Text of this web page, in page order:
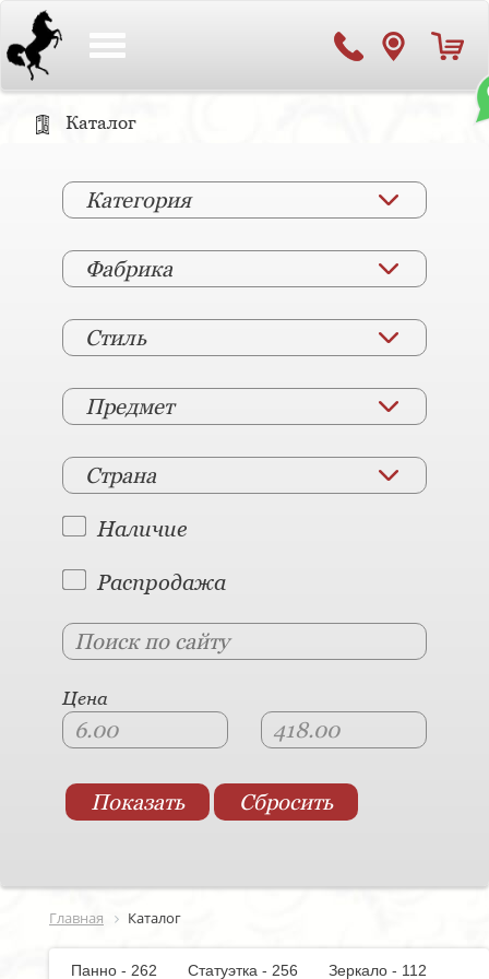
Каталог
Категория
Фабрика
Стиль
Предмет
Страна
Наличие
Распродажа
Цена
Главная Каталог
Панно - 262 Статуэтка - 256
Зеркало - 112